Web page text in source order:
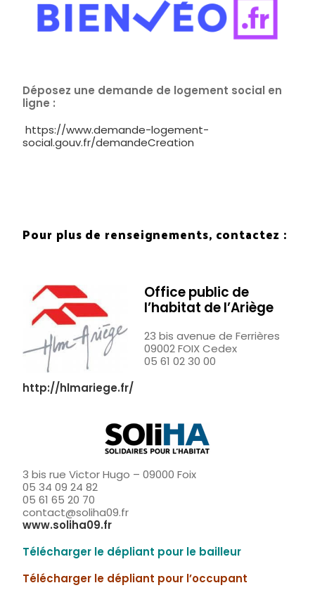
Déposez une demande de logement social en
ligne :
https://www.demande-logement-
social.gouv.fr/demandeCreation
Pour plus de renseignements, contactez :
Office public de
l’habitat de l’Ariège
23 bis avenue de Ferrières
09002 FOIX Cedex
05 61 02 30 00
http://hlmariege.fr/
3 bis rue Victor Hugo – 09000 Foix
05 34 09 24 82
05 61 65 20 70
contact@soliha09.fr
www.soliha09.fr
Télécharger le dépliant pour le bailleur
Télécharger le dépliant pour l’occupant